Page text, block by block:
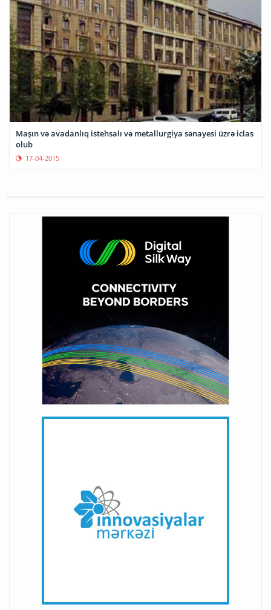
Maşın və avadanlıq istehsalı və metallurgiya sənayesi üzrə iclas
olub
17-04-2015